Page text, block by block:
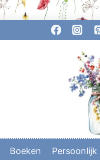
Boeken Persoonlijk